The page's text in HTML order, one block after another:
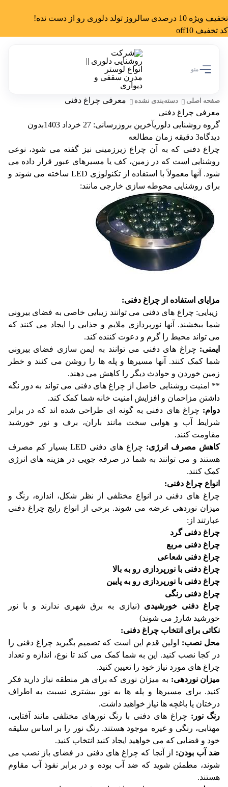
تخفیف ویژه 10 درصدی سالروز تولد دلوری رو از دست نده!
کد تخفیف off10
منو
صفحه اصلی دسته‌بندی نشده
معرفی چراغ دفنی
معرفی چراغ دفنی
گروه روشنایی دلوریآخرین بروزرسانی: 27 خرداد 1403
بدون
دیدگاه3 دقیقه زمان مطالعه
چراغ دفنی که به آن چراغ زیرزمینی نیز گفته می شود، نوعی
روشنایی است که در زمین، کف یا مسیرهای عبور قرار داده می
شود. آنها معمولاً با استفاده از تکنولوژی LED ساخته می شوند و
برای روشنایی محوطه سازی خارجی مانند:
مزایای استفاده از چراغ دفنی:
زیبایی: چراغ های دفنی می توانند زیبایی خاصی به فضای بیرونی
شما ببخشند. آنها نورپردازی ملایم و جذابی را ایجاد می کنند که
می تواند محیط را گرم و دعوت کننده کند.
ایمنی: چراغ های دفنی می توانند به ایمن سازی فضای بیرونی
شما کمک کنند. آنها مسیرها و پله ها را روشن می کنند و خطر
زمین خوردن و حوادث دیگر را کاهش می دهند.
** امنیت روشنایی حاصل از چراغ های دفنی می تواند به دور نگه
داشتن مزاحمان و افزایش امنیت خانه شما کمک کند.
دوام: چراغ های دفنی به گونه ای طراحی شده اند که در برابر
شرایط آب و هوایی سخت مانند باران، برف و نور خورشید
مقاومت کنند.
کاهش مصرف انرژی:
چراغ های دفنی LED بسیار کم مصرف
هستند و می توانند به شما در صرفه جویی در هزینه های انرژی
کمک کنند.
انواع چراغ دفنی:
چراغ های دفنی در انواع مختلفی از نظر شکل، اندازه، رنگ و
میزان نوردهی عرضه می شوند. برخی از انواع رایج چراغ دفنی
عبارتند از:
چراغ دفنی گرد
چراغ دفنی مربع
چراغ دفنی شعاعی
چراغ دفنی با نورپردازی رو به بالا
چراغ دفنی با نورپردازی رو به پایین
چراغ دفنی رنگی
چراغ دفنی خورشیدی (نیازی به برق شهری ندارند و با نور
خورشید شارژ می شوند)
نکاتی برای انتخاب چراغ دفنی:
محل نصب: اولین قدم این است که تصمیم بگیرید چراغ دفنی را
در کجا نصب کنید. این به شما کمک می کند تا نوع، اندازه و تعداد
چراغ های مورد نیاز خود را تعیین کنید.
میزان نوردهی: به میزان نوری که برای هر منطقه نیاز دارید فکر
کنید. برای مسیرها و پله ها به نور بیشتری نسبت به اطراف
درختان یا باغچه ها نیاز خواهید داشت.
رنگ نور: چراغ های دفنی با رنگ نورهای مختلفی مانند آفتابی،
مهتابی، رنگی و غیره موجود هستند. رنگ نور را بر اساس سلیقه
خود و فضایی که می خواهید ایجاد کنید انتخاب کنید.
ضد آب بودن: از آنجا که چراغ های دفنی در فضای باز نصب می
شوند، مطمئن شوید که ضد آب بوده و در برابر نفوذ آب مقاوم
هستند.